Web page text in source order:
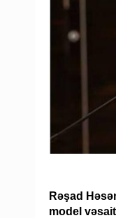
Rəşad
model